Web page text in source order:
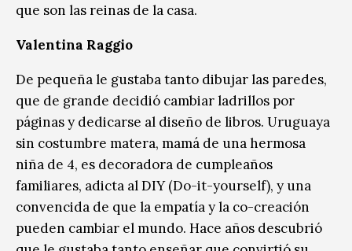
que son las reinas de la casa.
Valentina Raggio
De pequeña le gustaba tanto dibujar las paredes,
que de grande decidió cambiar ladrillos por
páginas y dedicarse al diseño de libros. Uruguaya
sin costumbre matera, mamá de una hermosa
niña de 4, es decoradora de cumpleaños
familiares, adicta al DIY (Do-it-yourself), y una
convencida de que la empatía y la co-creación
pueden cambiar el mundo. Hace años descubrió